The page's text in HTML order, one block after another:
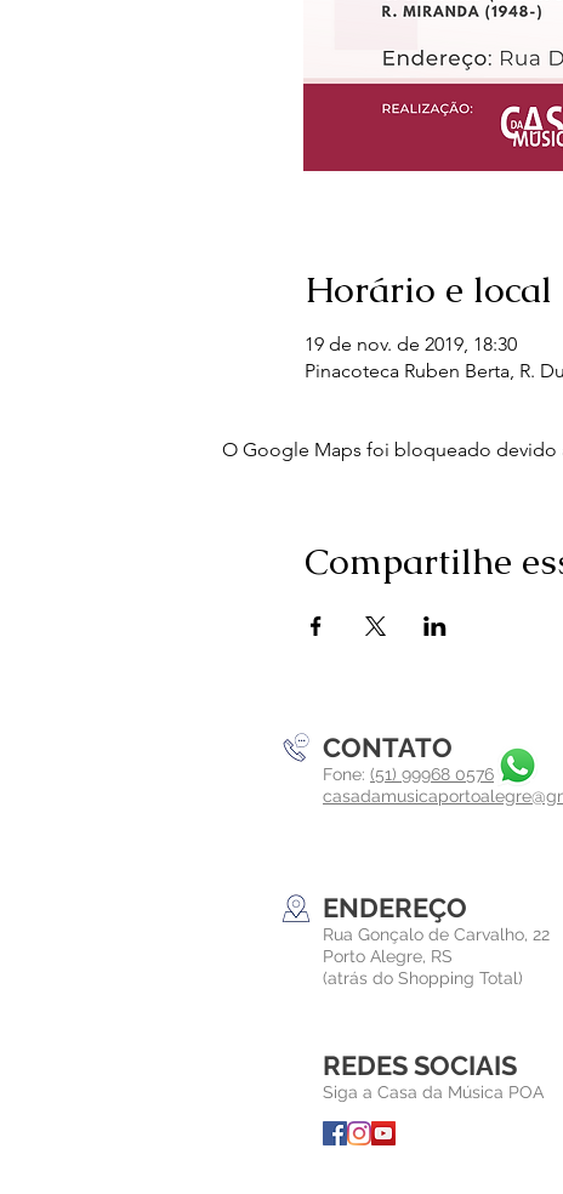
Horário e local
19 de nov. de 2019, 18:30
Pinacoteca Ruben Berta, R.
O Google Maps foi bloqueado devido
Compartilhe
CONTATO
Fone: (51) 99968 0576
ENDEREÇO
Rua Gonçalo de Carvalho, 22
Porto Alegre, RS
(atrás do Shopping Total)
REDES SOCIAIS
Siga a Casa da Música POA